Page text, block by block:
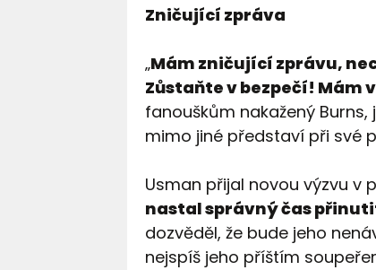
Zničující zpráva
„Mám zničující zprávu,
Zůstaňte v bezpečí! Mám
fanouškům nakažený
mimo jiné představí při své
Usman přijal novou výzvu v
nastal správný čas
dozvěděl, že bude jeho
nejspíš jeho příštím